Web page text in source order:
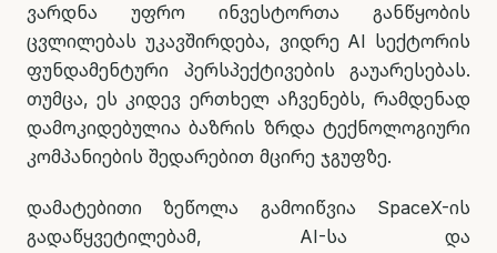
ვარდნა უფრო ინვესტორთა განწყობის
ცვლილებას უკავშირდება, ვიდრე AI სექტორის
ფუნდამენტური პერსპექტივების გაუარესებას.
თუმცა, ეს კიდევ ერთხელ აჩვენებს, რამდენად
დამოკიდებულია ბაზრის ზრდა ტექნოლოგიური
კომპანიების შედარებით მცირე ჯგუფზე.
დამატებითი ზეწოლა გამოიწვია SpaceX-ის
გადაწყვეტილებამ, AI-სა და